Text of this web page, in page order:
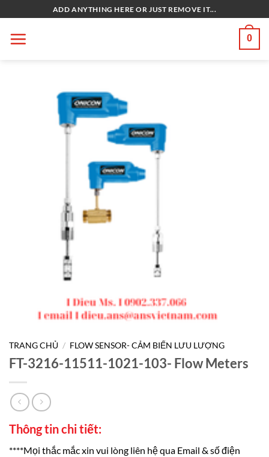
qua
nội
ADD ANYTHING HERE OR JUST REMOVE IT...
0
TRANG CHỦ / FLOW SENSOR- CẢM BIẾN LƯU LƯỢNG
FT-3216-11511-1021-103- Flow Meters
Thông tin chi tiết:
****Mọi thắc mắc xin vui lòng liên hệ qua Email & số điện